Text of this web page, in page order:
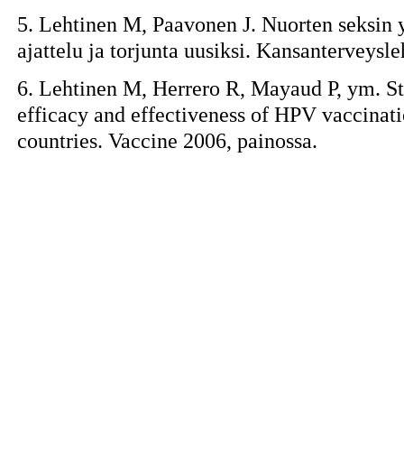
5. Lehtinen M, Paavonen J. Nuorten seksin
ajattelu ja torjunta uusiksi.
6. Lehtinen M, Herrero R, Mayaud P, ym.
efficacy and effectiveness of HPV
countries. Vaccine 2006, painossa.